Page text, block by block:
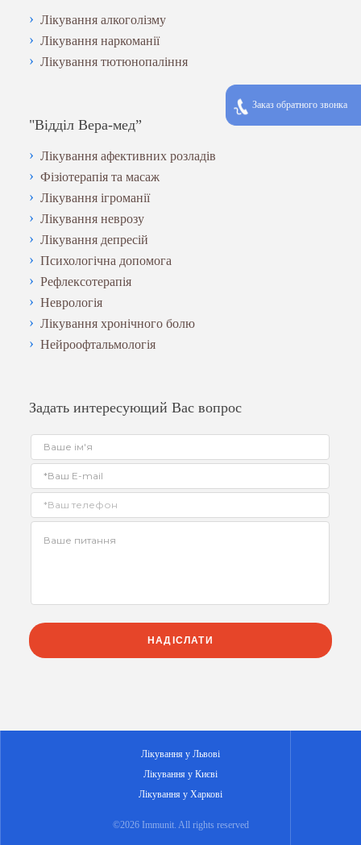
Заказ обратного звонка
Лікування алкоголізму
Лікування наркоманії
Лікування тютюнопаління
"Відділ Вера-мед”
Лікування афективних розладів
Фізіотерапія та масаж
Лікування ігроманії
Лікування неврозу
Лікування депресій
Психологічна допомога
Рефлексотерапія
Неврологія
Лікування хронічного болю
Нейроофтальмологія
Задать интересующий Вас вопрос
Лікування у Львові
Лікування у Києві
Лікування у Харкові
©2026 Immunit. All rights reserved